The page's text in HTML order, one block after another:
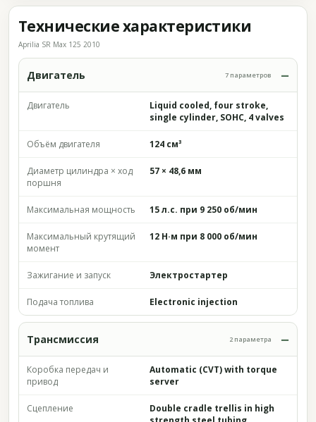
Технические характеристики
Aprilia SR Max 125 2010
Двигатель 7 параметров
Двигатель
Liquid cooled, four stroke,
single cylinder, SOHC, 4 valves
Объём двигателя 124 см³
Диаметр цилиндра × ход
поршня
57 × 48,6 мм
Максимальная мощность 15 л.с. при 9 250 об/мин
Максимальный крутящий
момент
12 Н·м при 8 000 об/мин
Зажигание и запуск Электростартер
Подача топлива Electronic injection
Трансмиссия 2 параметра
Коробка передач и
привод
Automatic (CVT) with torque
server
Сцепление
Double cradle trellis in high